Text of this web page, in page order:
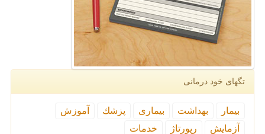
تگهای خود درمانی
بیمار بهداشت بیماری پزشك
آموزش
آزمایش
رپورتاژ خدمات